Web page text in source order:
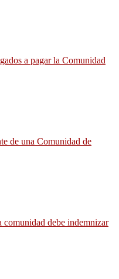
a pagar la Comunidad
de una Comunidad de
comunidad debe indemnizar